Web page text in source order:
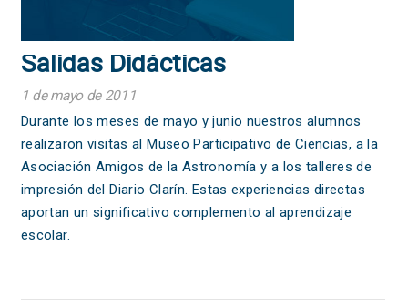
Salidas Didácticas
1 de mayo de 2011
Durante los meses de mayo y junio nuestros alumnos
realizaron visitas al Museo Participativo de Ciencias, a la
Asociación Amigos de la Astronomía y a los talleres de
impresión del Diario Clarín. Estas experiencias directas
aportan un significativo complemento al aprendizaje
escolar.